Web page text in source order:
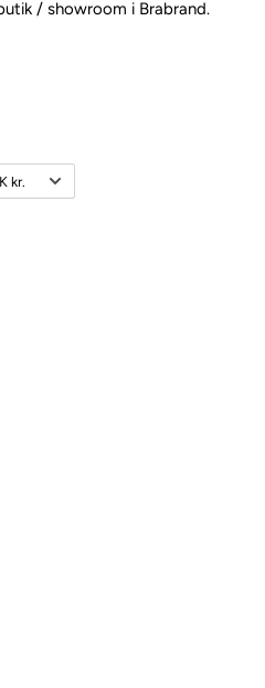
/ showroom i Brabrand.
kr.